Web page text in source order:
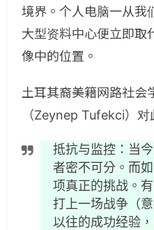
境界。个人电脑一从我
大型资料中心便立即取
像中的位置。
土耳其裔美籍网路社会
（Zeynep Tufekci）对
抵抗与监控： 当今
者密不可分。而
项真正的挑战 。
打上一场战争 （
以往的成功经验